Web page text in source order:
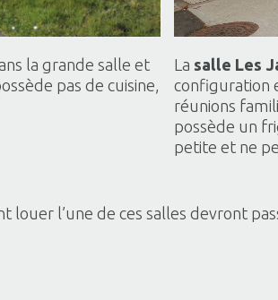
la grande salle et
pas de cuisine,
La salle Les
configuration
réunions
possède un
petite et ne
l’une de ces salles devront